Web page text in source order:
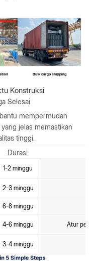
Konstruksi
Selesai
mempermudah
jelas memastikan
tinggi.
Durasi
1-2 minggu
2-3 minggu
6-8 minggu
4-6 minggu Atur
3-4 minggu